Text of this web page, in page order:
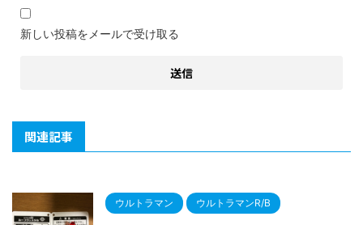
新しい投稿をメールで受け取る
関連記事
ウルトラマン ウルトラマンR/B